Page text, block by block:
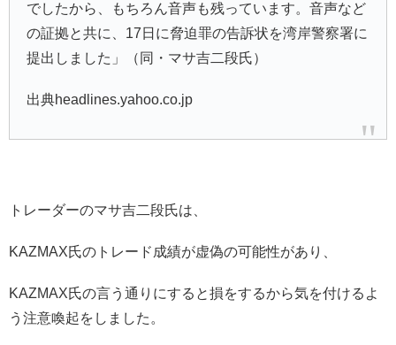
でしたから、もちろん音声も残っています。音声など
の証拠と共に、17日に脅迫罪の告訴状を湾岸警察署に
提出しました」（同・マサ吉二段氏）
出典headlines.yahoo.co.jp
トレーダーのマサ吉二段氏は、
KAZMAX氏のトレード成績が虚偽の可能性があり、
KAZMAX氏の言う通りにすると損をするから気を付けるよ
う注意喚起をしました。